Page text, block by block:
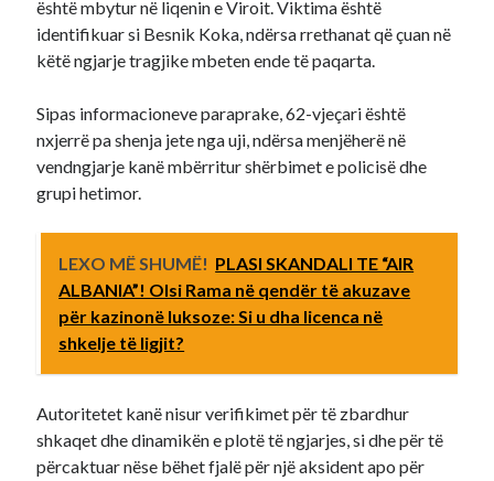
është mbytur në liqenin e Viroit. Viktima është
identifikuar si Besnik Koka, ndërsa rrethanat që çuan në
këtë ngjarje tragjike mbeten ende të paqarta.
Sipas informacioneve paraprake, 62-vjeçari është
nxjerrë pa shenja jete nga uji, ndërsa menjëherë në
vendngjarje kanë mbërritur shërbimet e policisë dhe
grupi hetimor.
LEXO MË SHUMË! PLASI SKANDALI TE “AIR
ALBANIA”! Olsi Rama në qendër të akuzave
për kazinonë luksoze: Si u dha licenca në
shkelje të ligjit?
Autoritetet kanë nisur verifikimet për të zbardhur
shkaqet dhe dinamikën e plotë të ngjarjes, si dhe për të
përcaktuar nëse bëhet fjalë për një aksident apo për